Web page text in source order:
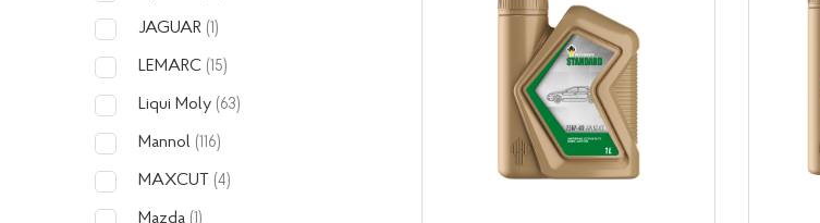
JAGUAR (1)
LEMARC (15)
Liqui Moly (63)
Mannol (116)
MAXCUT (4)
Mazda (1)